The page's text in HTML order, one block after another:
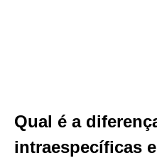
Qual é a
intraespecíficas